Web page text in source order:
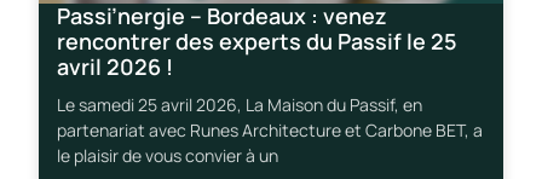
Passi’nergie – Bordeaux : venez
rencontrer des experts du Passif le 25
avril 2026 !
Le samedi 25 avril 2026, La Maison du Passif, en
partenariat avec Runes Architecture et Carbone BET, a
le plaisir de vous convier à un